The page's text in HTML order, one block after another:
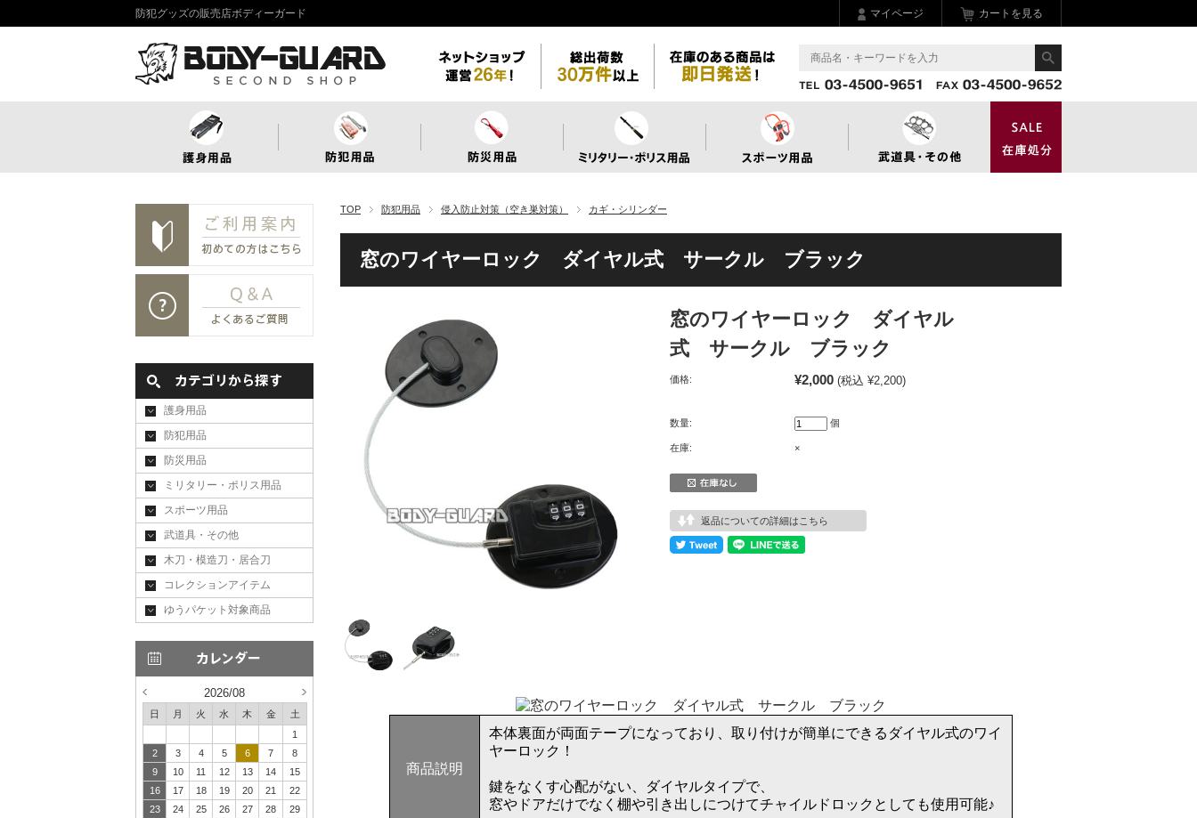
防犯グッズの販売店ボディーガード マイページ カートを見る
TOP 防犯用品 侵入防止対策（空き巣対策） カギ・シリンダー
窓のワイヤーロック ダイヤル式 サークル ブラック
窓のワイヤーロック ダイヤル
式 サークル ブラック
価格: ¥2,000 (税込 ¥2,200)
数量: 個
在庫: ×
返品についての詳細はこちら
商品説明
本体裏面が両面テープになっており、取り付けが簡単にできるダイヤル式のワイ
ヤーロック！
鍵をなくす心配がない、ダイヤルタイプで、
窓やドアだけでなく棚や引き出しにつけてチャイルドロックとしても使用可能♪
護身用品
防犯用品
防災用品
ミリタリー・ポリス用品
スポーツ用品
武道具・その他
木刀・模造刀・居合刀
コレクションアイテム
ゆうパケット対象商品
2026/08
日 月 火 水 木 金
土
1
2
3 4 5 6 7
8
9
10 11 12 13 14
15
16
17 18 19 20 21
22
23
24 25 26 27 28
29